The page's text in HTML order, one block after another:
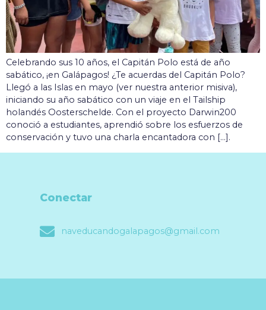
Celebrando sus 10 años, el Capitán Polo está de año
sabático, ¡en Galápagos! ¿Te acuerdas del Capitán Polo?
Llegó a las Islas en mayo (ver nuestra anterior misiva),
iniciando su año sabático con un viaje en el Tailship
holandés Oosterschelde. Con el proyecto Darwin200
conoció a estudiantes, aprendió sobre los esfuerzos de
conservación y tuvo una charla encantadora con [...].
Conectar
naveducandogalapagos@gmail.com